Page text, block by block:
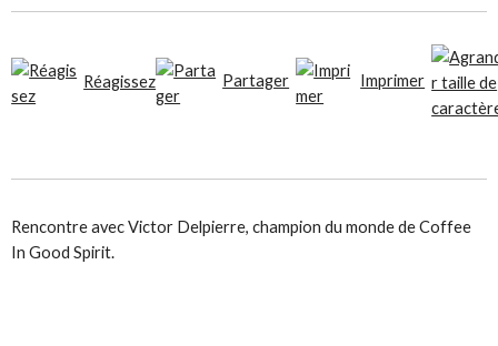
Réagissez Partager Imprimer
Rencontre avecVictor Delpierre, champion du monde de Coffee
In Good Spirit.